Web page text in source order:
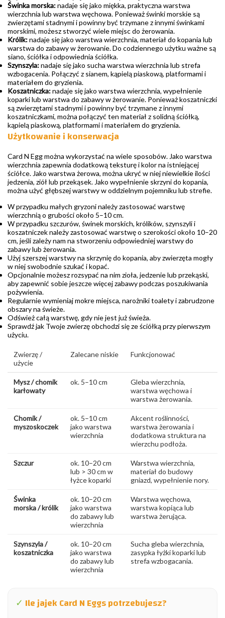
Świnka morska:nadaje się jako miękka, praktyczna warstwa
wierzchnia lub warstwa węchowa. Ponieważ świnki morskie są
zwierzętami stadnymi i powinny być trzymane z innymi świnkami
morskimi, możesz stworzyć wiele miejsc do żerowania.
Królik:nadaje się jako warstwa wierzchnia, materiał do kopania lub
warstwa do zabawy w żerowanie. Do codziennego użytku ważne są
siano, ściółka i odpowiednia ściółka.
Szynszyla:nadaje się jako sucha warstwa wierzchnia lub strefa
wzbogacenia. Połączyć z sianem, kąpielą piaskową, platformami i
materiałem do gryzienia.
Koszatniczka:nadaje się jako warstwa wierzchnia, wypełnienie
koparki lub warstwa do zabawy w żerowanie. Ponieważ koszatniczki
są zwierzętami stadnymi i powinny być trzymane z innymi
koszatniczkami, można połączyć ten materiał z solidną ściółką,
kąpielą piaskową, platformami i materiałem do gryzienia.
Użytkowanie i konserwacja
Card N Egg można wykorzystać na wiele sposobów. Jako warstwa
wierzchnia zapewnia dodatkową teksturę i kolor na istniejącej
ściółce. Jako warstwa żerowa, można ukryć w niej niewielkie ilości
jedzenia, ziół lub przekąsek. Jako wypełnienie skrzyni do kopania,
można użyć głębszej warstwy w oddzielnym pojemniku lub strefie.
W przypadku małych gryzoni należy zastosować warstwę
wierzchnią o grubości około 5–10 cm.
W przypadku szczurów, świnek morskich, królików, szynszyli i
koszatniczek należy zastosować warstwę o szerokości około 10–20
cm, jeśli zależy nam na stworzeniu odpowiedniej warstwy do
zabawy lub żerowania.
Użyj szerszej warstwy na skrzynię do kopania, aby zwierzęta mogły
w niej swobodnie szukać i kopać.
Opcjonalnie możesz rozsypać na nim zioła, jedzenie lub przekąski,
aby zapewnić sobie jeszcze więcej zabawy podczas poszukiwania
pożywienia.
Regularnie wymieniaj mokre miejsca, narożniki toalety i zabrudzone
obszary na świeże.
Odśwież całą warstwę, gdy nie jest już świeża.
Sprawdź jak Twoje zwierzę obchodzi się ze ściółką przy pierwszym
użyciu.
Zwierzę /
użycie
Zalecane niskie Funkcjonować
Mysz / chomik
karłowaty
ok. 5–10 cm
Gleba wierzchnia,
warstwa węchowa i
warstwa żerowania.
Chomik /
myszoskoczek
ok. 5–10 cm
jako warstwa
wierzchnia
Akcent roślinności,
warstwa żerowania i
dodatkowa struktura na
wierzchu podłoża.
Szczur
ok. 10–20 cm
lub > 30 cm w
łyżce koparki
Warstwa wierzchnia,
materiał do budowy
gniazd, wypełnienie nory.
Świnka
morska / królik
ok. 10–20 cm
jako warstwa
do zabawy lub
wierzchnia
Warstwa węchowa,
warstwa kopiąca lub
warstwa żerująca.
Szynszyla /
koszatniczka
ok. 10–20 cm
jako warstwa
do zabawy lub
wierzchnia
Sucha gleba wierzchnia,
zasypka łyżki koparki lub
strefa wzbogacania.
✓ Ile jajek Card N Eggs potrzebujesz?